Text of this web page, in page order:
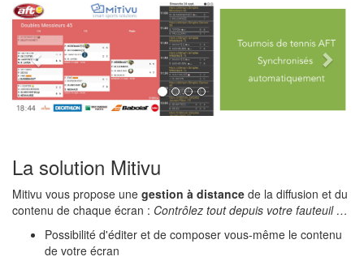
Previous Next
La solution Mitivu
Mitivu vous propose une gestion à distance de la diffusion et du
contenu de chaque écran : Contrôlez tout depuis votre fauteuil …
Possibilité d'éditer et de composer vous-même le contenu
de votre écran